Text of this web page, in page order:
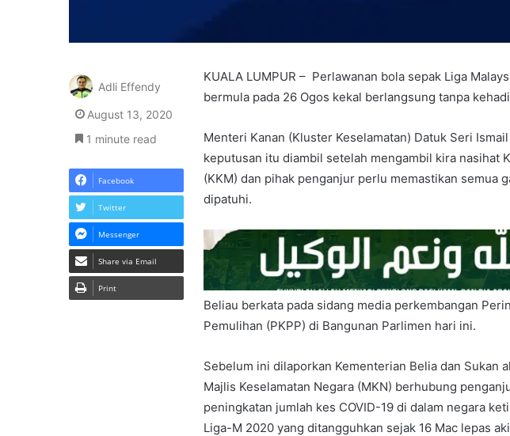
KUALA LUMPUR – Perlawanan bola sepak Liga
bermula pada 26 Ogos kekal berlangsung tanpa
Menteri Kanan (Kluster Keselamatan) Datuk Seri
keputusan itu diambil setelah mengambil kira nasihat
(KKM) dan pihak penganjur perlu memastikan semua
dipatuhi.
Beliau berkata pada sidang media perkembangan
Pemulihan (PKPP) di Bangunan Parlimen hari ini.
Sebelum ini dilaporkan Kementerian Belia dan Sukan
Majlis Keselamatan Negara (MKN) berhubung
peningkatan jumlah kes COVID-19 di dalam negara
Liga-M 2020 yang ditangguhkan sejak 16 Mac lepas
Adli Effendy
August 13, 2020
1 minute read
Facebook
Twitter
Messenger
Share via Email
Print